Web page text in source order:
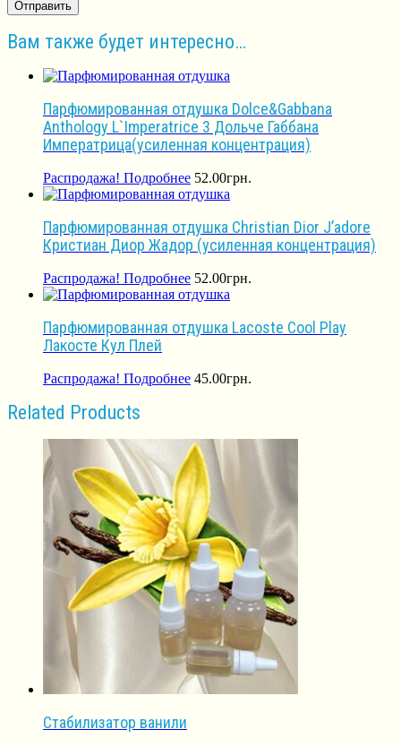
Вам также будет интересно…
Парфюмированная отдушка Dolce&Gabbana
Anthology L`Imperatrice 3 Дольче Габбана
Императрица(усиленная концентрация)
Распродажа! Подробнее 52.00грн.
Парфюмированная отдушка Christian Dior J’adore
Кристиан Диор Жадор (усиленная концентрация)
Распродажа! Подробнее 52.00грн.
Парфюмированная отдушка Lacoste Cool Play
Лакосте Кул Плей
Распродажа! Подробнее 45.00грн.
Related Products
Стабилизатор ванили